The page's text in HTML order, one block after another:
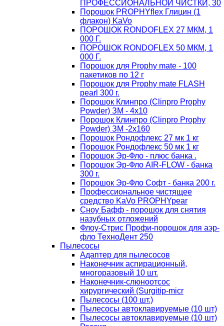
ПРОФЕССИОНАЛЬНОЙ ЧИСТКИ, 30
Порошок PROPHYflex Глицин (1
флакон) KaVo
ПОРОШОК RONDOFLEX 27 МКМ, 1
000 Г.
ПОРОШОК RONDOFLEX 50 МКМ, 1
000 Г.
Порошок для Proрhy mate - 100
пакетиков по 12 г
Порошок для Proрhy mate FLASH
pearl 300 г.
Порошок Клинпро (Clinpro Prophy
Powder) ЗМ - 4х10
Порошок Клинпро (Clinpro Prophy
Powder) ЗМ -2х160
Порошок Рондофлекс 27 мк 1 кг
Порошок Рондофлекс 50 мк 1 кг
Порошок Эр-Фло - плюс банка .
Порошок Эр-Фло AIR-FLOW - банка
300 г.
Порошок Эр-Фло Софт - банка 200 г.
Профессиональное чистящее
средство KaVo PROPHYpear
Сноу Бафф - порошок для снятия
назубных отложений
Флоу-Стрис Профи-порошок для аэр-
фло ТехноДент 250
Пылесосы
Адаптер для пылесосов
Наконечник аспирационный,
многоразовый 10 шт.
Наконечник-слюноотсос
хирургический (Surgitip-micr
Пылесосы (100 шт.)
Пылесосы автоклавируемые (10 шт)
Пылесосы автоклавируемые (10 шт)